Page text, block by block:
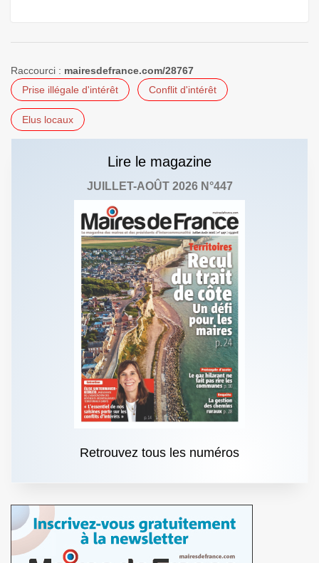
Raccourci : mairesdefrance.com/28767
Prise illégale d'intérêt
Conflit d'intérêt
Elus locaux
Lire le magazine
JUILLET-AOÛT 2026 N°447
Retrouvez tous les numéros